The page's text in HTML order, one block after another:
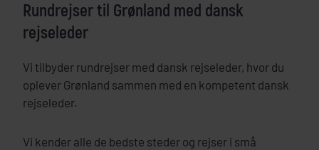
Rundrejser til Grønland med dansk
rejseleder
Vi tilbyder rundrejser med dansk rejseleder, hvor du
oplever Grønland sammen med en kompetent dansk
rejseleder.
Vi kender alle de bedste steder og rejser i små